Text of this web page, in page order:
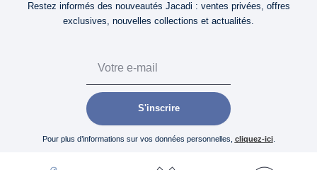
Restez informés des nouveautés Jacadi : ventes privées, offres
exclusives, nouvelles collections et actualités.
S'inscrire
Pour plus d’informations sur vos données personnelles, cliquez-ici.